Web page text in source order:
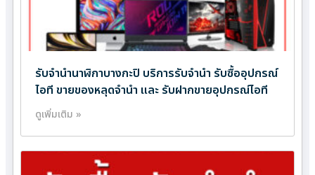
รับจำนำนาฬิกาบางกะปิ บริการรับจำนำ รับซื้ออุปกรณ์
ไอที ขายของหลุดจำนำ และ รับฝากขายอุปกรณ์ไอที
ดูเพิ่มเติม »